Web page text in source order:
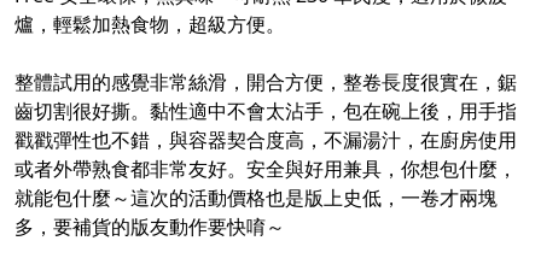
爐，輕鬆加熱食物，超級方便。
整體試用的感覺非常絲滑，開合方便，整卷長度很實在，鋸
齒切割很好撕。黏性適中不會太沾手，包在碗上後，用手指
戳戳彈性也不錯，與容器契合度高，不漏湯汁，在廚房使用
或者外帶熟食都非常友好。安全與好用兼具，你想包什麼，
就能包什麼～這次的活動價格也是版上史低，一卷才兩塊
多，要補貨的版友動作要快唷～